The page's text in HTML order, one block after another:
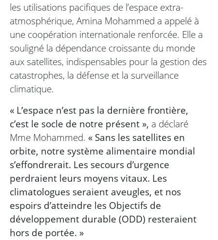
les utilisations pacifiques de l’espace extra-
atmosphérique, Amina Mohammed a appelé à
une coopération internationale renforcée. Elle a
souligné la dépendance croissante du monde
aux satellites, indispensables pour la gestion des
catastrophes, la défense et la surveillance
climatique.
« L’espace n’est pas la dernière frontière,
c’est le socle de notre présent », a déclaré
Mme Mohammed. « Sans les satellites en
orbite, notre système alimentaire mondial
s’effondrerait. Les secours d’urgence
perdraient leurs moyens vitaux. Les
climatologues seraient aveugles, et nos
espoirs d’atteindre les Objectifs de
développement durable (ODD) resteraient
hors de portée. »